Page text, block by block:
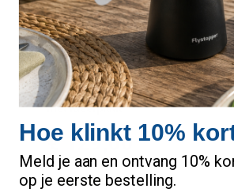
Begin april weer leverbaar
Flystopper GB300L – Wit metaal
met Kleefplaat
€ 129,00
inclusief btw
Hoe klinkt 10%
Meld je aan en ontvang 10%
op je eerste bestelling.